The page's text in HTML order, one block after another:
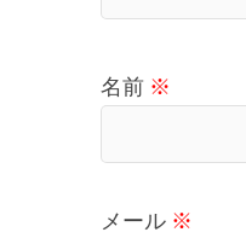
名前 ※
メール ※